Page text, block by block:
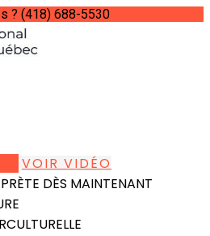
? (418) 688-5530
VOIR VIDÉO
DÈS MAINTENANT